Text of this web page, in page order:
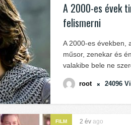
A 2000-es évek
felismerni
A 2000-es években,
műsor, zenekar és
valakibe bele ne
root 24096
FILM 2 év ago